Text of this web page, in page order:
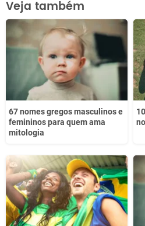
Este conteúdo não tem a
Outro
Veja também
67 nomes gregos masculinos e
femininos para quem ama
mitologia